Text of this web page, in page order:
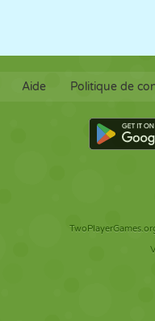
Aide Politique de